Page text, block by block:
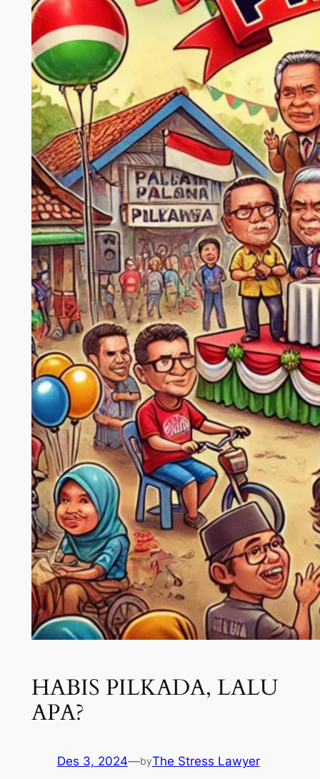
HABIS PILKADA, LALU
APA?
Des 3, 2024—byThe Stress Lawyer